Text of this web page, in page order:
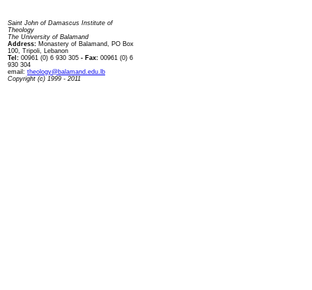
Saint John of Damascus Institute of
Theology
The University of Balamand
Address: Monastery of Balamand, PO Box
100, Tripoli, Lebanon
Tel: 00961 (0) 6 930 305 - Fax: 00961 (0) 6
930 304
email: theology@balamand.edu.lb
Copyright (c) 1999 - 2011